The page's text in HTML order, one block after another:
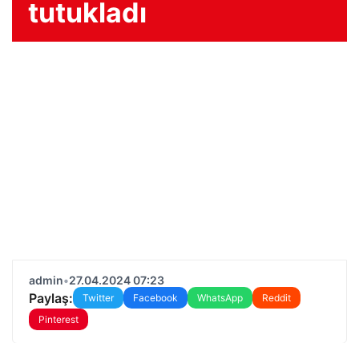
tutukladı
admin•27.04.2024 07:23
Paylaş: Twitter Facebook WhatsApp
Reddit
Pinterest